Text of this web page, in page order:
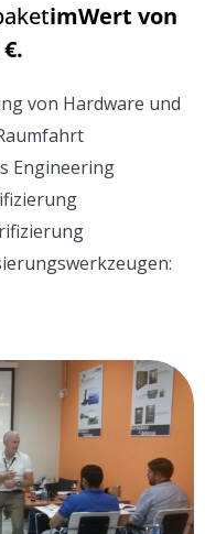
imWert von
von Hardware und
Engineering